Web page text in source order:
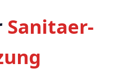
Sanitaer-